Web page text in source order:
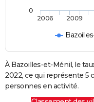
2006 2009
0
À Bazoilles-et-Ménil, le
2022, ce qui représente
personnes en activité.